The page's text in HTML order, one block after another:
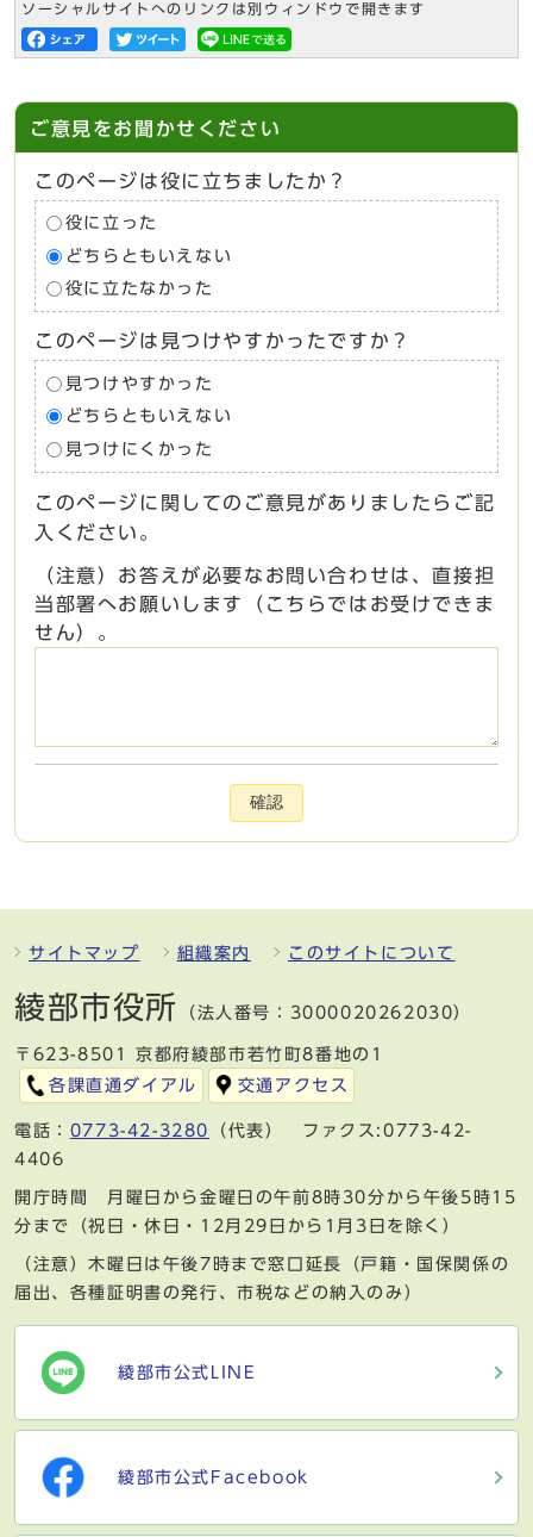
ソーシャルサイトへのリンクは別ウィンドウで開きます
ご意見をお聞かせください
このページは役に立ちましたか？
役に立った
どちらともいえない
役に立たなかった
このページは見つけやすかったですか？
見つけやすかった
どちらともいえない
見つけにくかった
このページに関してのご意見がありましたらご記
入ください。
（注意）お答えが必要なお問い合わせは、直接担
当部署へお願いします（こちらではお受けできま
せん）。
確認
サイトマップ 組織案内 このサイトについて
綾部市役所 （法人番号：3000020262030）
〒623-8501 京都府綾部市若竹町8番地の1
各課直通ダイアル
交通アクセス
電話： 0773-42-3280
（代表） ファクス:0773-42-
4406
開庁時間 月曜日から金曜日の午前8時30分から午後5時15
分まで（祝日・休日・12月29日から1月3日を除く）
（注意）木曜日は午後7時まで窓口延長（戸籍・国保関係の
届出、各種証明書の発行、市税などの納入のみ）
綾部市公式LINE
綾部市公式Facebook